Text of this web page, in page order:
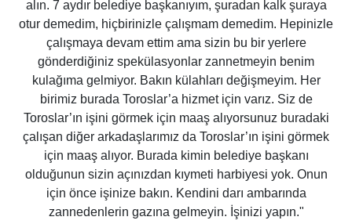
alın. 7 aydır belediye başkanıyım, şuradan kalk şuraya
otur demedim, hiçbirinizle çalışmam demedim. Hepinizle
çalışmaya devam ettim ama sizin bu bir yerlere
gönderdiğiniz spekülasyonlar zannetmeyin benim
kulağıma gelmiyor. Bakın külahları değişmeyim. Her
birimiz burada Toroslar’a hizmet için varız. Siz de
Toroslar’ın işini görmek için maaş alıyorsunuz buradaki
çalışan diğer arkadaşlarımız da Toroslar’ın işini görmek
için maaş alıyor. Burada kimin belediye başkanı
olduğunun sizin açınızdan kıymeti harbiyesi yok. Onun
için önce işinize bakın. Kendini darı ambarında
zannedenlerin gazına gelmeyin. İşinizi yapın."